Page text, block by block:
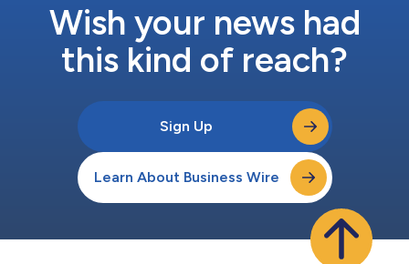
行方將代幣化產品推向市場。 To...
Wish your news had
this kind of reach?
Sign Up
Learn About Business Wire